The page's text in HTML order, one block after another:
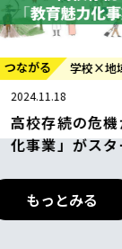
域
から「教育魅力
ート
学校 進路指導主事
もっとみる